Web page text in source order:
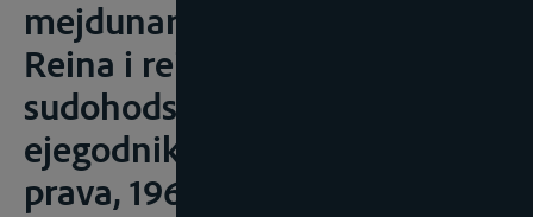
mejdunarodnopravovoi rejim
Reina i reinskogo
sudohodstva”, Sovetskij
ejegodnik mejdunarodnogo
prava, 1961, 206-217;